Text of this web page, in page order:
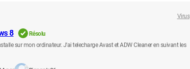
Virus
8
Résolu
sur mon ordinateur. J'ai telecharge Avast et ADW Cleaner en suivant les